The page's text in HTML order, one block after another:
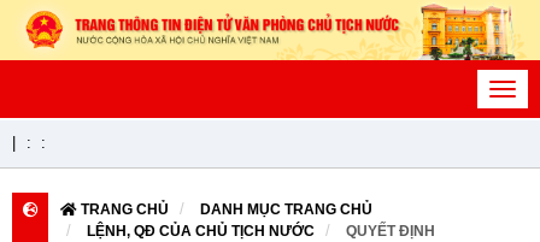
: :
TRANG CHỦ
DANH MỤC TRANG CHỦ
LỆNH, QĐ CỦA CHỦ TỊCH NƯỚC
QUYẾT ĐỊNH